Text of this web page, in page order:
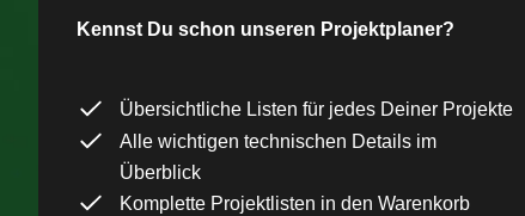
Kennst Du schon unseren Projektplaner?
Übersichtliche Listen für jedes Deiner Projekte
Alle wichtigen technischen Details im
Überblick
Komplette Projektlisten in den Warenkorb